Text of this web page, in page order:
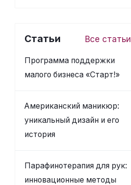
Статьи Все статьи
Программа поддержки
малого бизнеса «Старт!»
Американский маникюр:
уникальный дизайн и его
история
Парафинотерапия для рук:
инновационные методы